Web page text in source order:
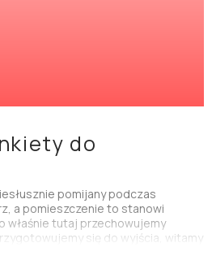
do
pomijany podczas
a pomieszczenie to stanowi
właśnie tutaj przechowujemy
się do wyjścia, witamy